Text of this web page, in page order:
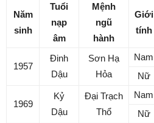
Năm
sinh
Tuổi
nạp
âm
Mệnh
ngũ
hành
Giới
tính
1957
Đinh
Dậu
Sơn Hạ
Hỏa
Nam
Nữ
1969
Kỷ
Dậu
Đại Trạch
Thổ
Nam
Nữ